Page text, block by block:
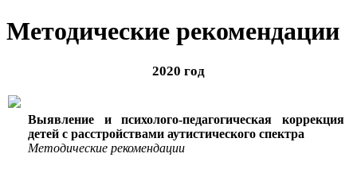
Методические рекомендации
2020 год
Выявление и психолого-педагогическая коррекция
детей с расстройствами аутистического спектра
Методические рекомендации